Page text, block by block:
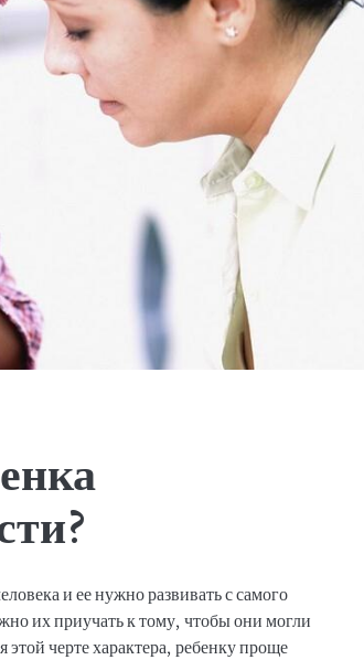
и ее нужно развивать с самого
их приучать к тому, чтобы они могли
черте характера, ребенку проще